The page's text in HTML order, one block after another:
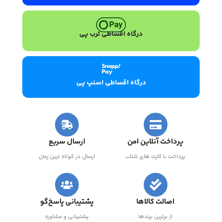
درگاه اقساطی ترب پی
درگاه اقساطی اسنپ پی
پرداخت آنلاین امن
پرداخت با کارت های شتاب
ارسال سریع
ارسال در کوتاه ترین زمان
اصالت کالاها
از برترین برندها
پشتیبانی پاسخ‌گو
پشتیبانی و مشاوره